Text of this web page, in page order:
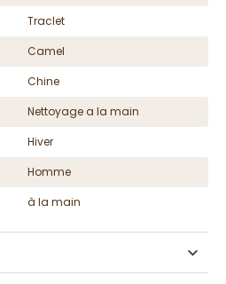
Traclet
Camel
Chine
Nettoyage a la main
Hiver
Homme
à la main